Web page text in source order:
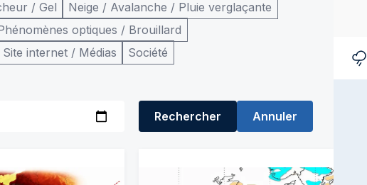
/ Gel
Neige / Avalanche / Pluie verglaçante
optiques / Brouillard
Site internet / Médias Société
Rechercher
Annuler